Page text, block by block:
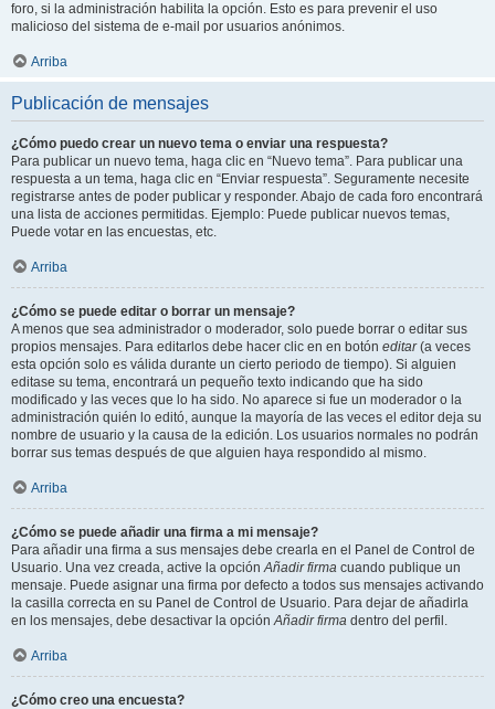
foro, si la administración habilita la opción. Esto es para prevenir el uso
malicioso del sistema de e-mail por usuarios anónimos.
Arriba
Publicación de mensajes
¿Cómo puedo crear un nuevo tema o enviar una respuesta?
Para publicar un nuevo tema, haga clic en “Nuevo tema”. Para publicar una
respuesta a un tema, haga clic en “Enviar respuesta”. Seguramente necesite
registrarse antes de poder publicar y responder. Abajo de cada foro encontrará
una lista de acciones permitidas. Ejemplo: Puede publicar nuevos temas,
Puede votar en las encuestas, etc.
Arriba
¿Cómo se puede editar o borrar un mensaje?
A menos que sea administrador o moderador, solo puede borrar o editar sus
propios mensajes. Para editarlos debe hacer clic en en botón editar(a veces
esta opción solo es válida durante un cierto periodo de tiempo). Si alguien
editase su tema, encontrará un pequeño texto indicando que ha sido
modificado y las veces que lo ha sido. No aparece si fue un moderador o la
administración quién lo editó, aunque la mayoría de las veces el editor deja su
nombre de usuario y la causa de la edición. Los usuarios normales no podrán
borrar sus temas después de que alguien haya respondido al mismo.
Arriba
¿Cómo se puede añadir una firma a mi mensaje?
Para añadir una firma a sus mensajes debe crearla en el Panel de Control de
Usuario. Una vez creada, active la opciónAñadir firma cuando publique un
mensaje. Puede asignar una firma por defecto a todos sus mensajes activando
la casilla correcta en su Panel de Control de Usuario. Para dejar de añadirla
en los mensajes, debe desactivar la opciónAñadir firma dentro del perfil.
Arriba
¿Cómo creo una encuesta?